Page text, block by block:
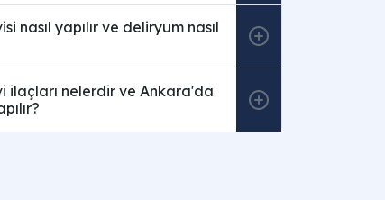
nasıl yapılır ve deliryum nasıl
ilaçları nelerdir ve Ankara'da